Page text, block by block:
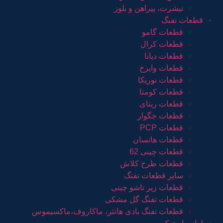
تیشرت، پیراهن و بلوز
قطعات تفنگ
قطعات گامو
قطعات کرال
قطعات دیانا
قطعات وایرخ
قطعات نوریکا
قطعات کومتا
قطعات ریتای
قطعات جگوار
قطعات PCP
قطعات هاتسان
قطعات چینی 62
قطعات طرح کلاش
سایر قطعات تفنگ
قطعات زیر تاشو چینی
قطعات تفنگ گل مشکی
قطعات تفنگ بادی هانتر، ماکاروف،ماکسیموس